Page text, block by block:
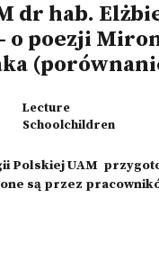
dr hab.
o poezji
Lecture
Schoolchildren
Polskiej UAM
są przez